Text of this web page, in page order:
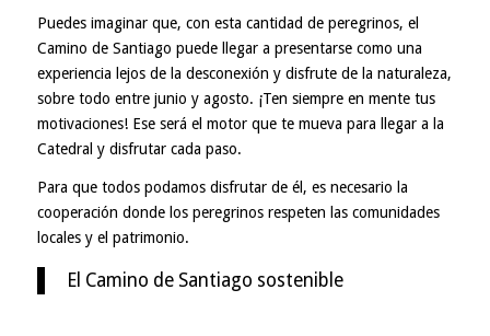
Puedes imaginar que, con esta cantidad de peregrinos, el
Camino de Santiago puede llegar a presentarse como una
experiencia lejos de la desconexión y disfrute de la naturaleza,
sobre todo entre junio y agosto. ¡Ten siempre en mente tus
motivaciones! Ese será el motor que te mueva para llegar a la
Catedral y disfrutar cada paso.
Para que todos podamos disfrutar de él, es necesario la
cooperación donde los peregrinos respeten las comunidades
locales y el patrimonio.
El Camino de Santiago sostenible